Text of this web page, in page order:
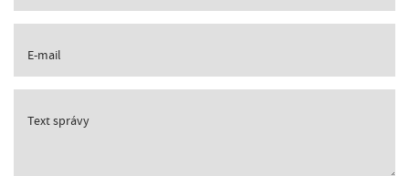
E-mail
Text správy